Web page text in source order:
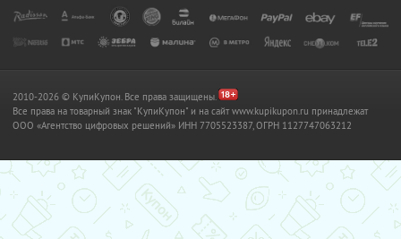
2010-2026 © КупиКупон. Все права защищены.
Все права на товарный знак "КупиКупон" и на сайт www.kupikupon.ru принадлежат
OOO «Агентство цифровых решений» ИНН 7705523387, ОГРН 1127747063212